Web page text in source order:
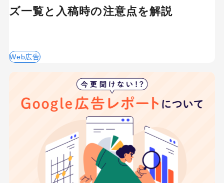
ズ一覧と入稿時の注意点を解説
Web広告